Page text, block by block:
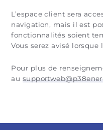
L’espace client sera
navigation, mais il est
fonctionnalités soient
Vous serez avisé
Pour plus de
au